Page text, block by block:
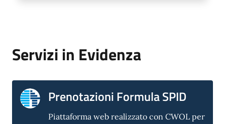
Servizi in Evidenza
Prenotazioni Formula SPID
Piattaforma web realizzato con CWOL per